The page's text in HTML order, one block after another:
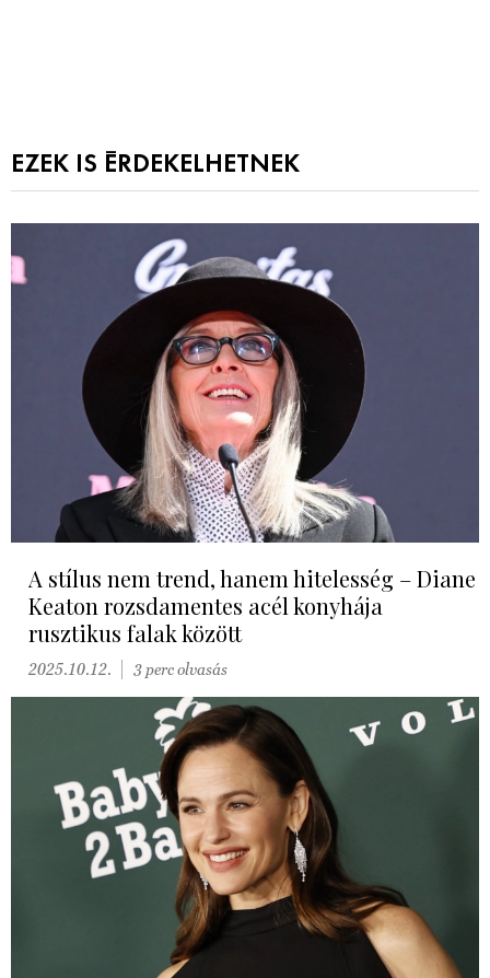
EZEK IS ÉRDEKELHETNEK
A stílus nem trend, hanem hitelesség – Diane
Keaton rozsdamentes acél konyhája
rusztikus falak között
2025.10.12. 3 perc olvasás